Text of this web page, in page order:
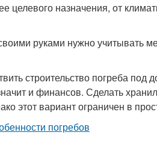
целевого назначения, от
руками нужно учитывать
строительство погреба под
и финансов. Сделать
этот вариант ограничен в